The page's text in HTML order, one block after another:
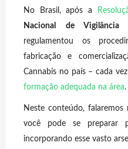
No Brasil, após a
Nacional de Vigilância
regulamentou os
fabricação e
Cannabis no país – cada
formação adequada na área.
Neste conteúdo,
você pode se preparar
incorporando esse vasto